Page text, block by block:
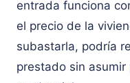
entrada funciona
el precio de la
subastarla, podría
prestado sin